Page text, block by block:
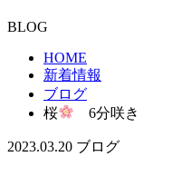
BLOG
HOME
新着情報
ブログ
桜
6分咲き
2023.03.20 ブログ